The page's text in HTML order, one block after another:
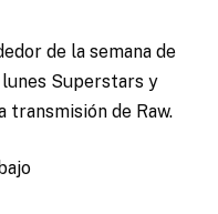
de la semana de
Superstars y
transmisión de Raw.